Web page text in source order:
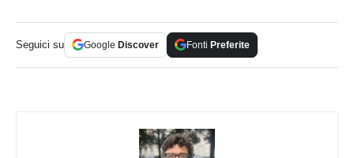
Seguici su Google Discover Fonti Preferite